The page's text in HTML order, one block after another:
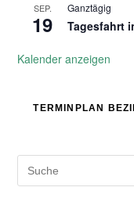
SEP.
19
Ganztägig
Tagesfahrt
Kalender anzeigen
TERMINPLAN